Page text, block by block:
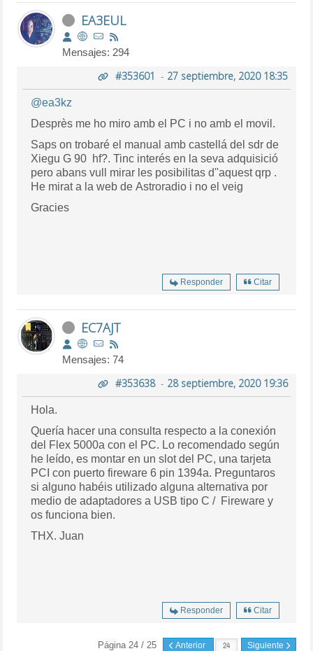
EA3EUL
Mensajes: 294
#353601 - 27 septiembre, 2020 18:35
@ea3kz
Desprès me ho miro amb el PC i no amb el movil.
Saps on trobaré el manual amb castellá del sdr de
Xiegu G 90 hf?. Tinc interés en la seva adquisició
pero abans vull mirar les posibilitas d''aquest qrp .
He mirat a la web de Astroradio i no el veig
Gracies
Responder Citar
EC7AJT
Mensajes: 74
#353638- 28 septiembre, 2020 19:36
Hola.
Quería hacer una consulta respecto a la conexión
del Flex 5000a con el PC. Lo recomendado según
he leído, es montar en un slot del PC, una tarjeta
PCI con puerto fireware 6 pin 1394a. Preguntaros
si alguno habéis utilizado alguna alternativa por
medio de adaptadores a USB tipo C / Fireware y
os funciona bien.
THX. Juan
Responder Citar
Página 24 / 25 Anterior Siguiente